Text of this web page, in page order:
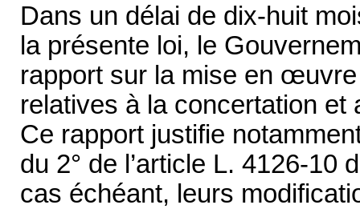
Dans un délai de dix-huit
la présente loi, le
rapport sur la mise en œuvre
relatives à la concertation et
Ce rapport justifie
du 2° de l’article L. 4126-10
cas échéant, leurs